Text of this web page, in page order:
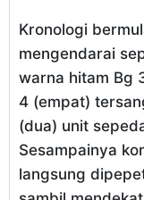
Kronologi
mengendarai
warna hitam Bg
4 (empat)
(dua) unit
Sesampainya
langsung